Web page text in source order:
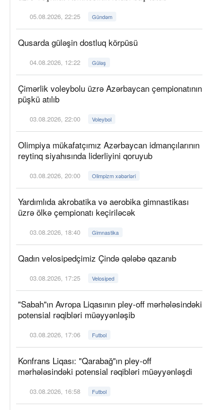
05.08.2026, 22:25 Gündəm
Qusarda güləşin dostluq körpüsü
04.08.2026, 12:22 Güləş
Çimərlik voleybolu üzrə Azərbaycan çempionatının
püşkü atılıb
03.08.2026, 22:00 Voleybol
Olimpiya mükafatçımız Azərbaycan idmançılarının
reytinq siyahısında liderliyini qoruyub
03.08.2026, 20:00 Olimpizm xəbərləri
Yardımlıda akrobatika və aerobika gimnastikası
üzrə ölkə çempionatı keçiriləcək
03.08.2026, 18:40 Gimnastika
Qadın velosipedçimiz Çində qələbə qazanıb
03.08.2026, 17:25 Velosiped
"Sabah"ın Avropa Liqasının pley-off mərhələsindəki
potensial rəqibləri müəyyənləşib
03.08.2026, 17:06 Futbol
Konfrans Liqası: "Qarabağ"ın pley-off
mərhələsindəki potensial rəqibləri müəyyənləşdi
03.08.2026, 16:58 Futbol